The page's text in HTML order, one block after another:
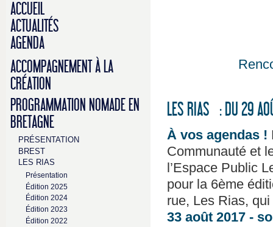
ACCUEIL
ACTUALITÉS
AGENDA
ACCOMPAGNEMENT À LA
CRÉATION
PROGRAMMATION NOMADE EN
BRETAGNE
PRÉSENTATION
BREST
LES RIAS
Présentation
Édition 2025
Édition 2024
Édition 2023
Édition 2022
LES RIAS : DU 29
À vos agendas !
Communauté et
l’Espace Public
pour la 6ème
rue, Les Rias,
33 août 2017 -